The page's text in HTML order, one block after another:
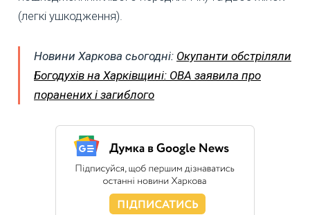
(легкі ушкодження).
Новини Харкова сьогодні: Окупанти обстріляли
Богодухів на Харківщині: ОВА заявила про
поранених і загиблого